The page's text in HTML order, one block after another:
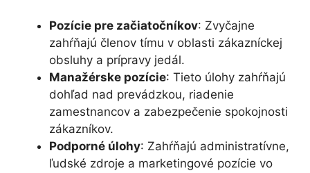
Pozície pre začiatočníkov: Zvyčajne
zahŕňajú členov tímu v oblasti zákazníckej
obsluhy a prípravy jedál.
Manažérske pozície: Tieto úlohy zahŕňajú
dohľad nad prevádzkou, riadenie
zamestnancov a zabezpečenie spokojnosti
zákazníkov.
Podporné úlohy: Zahŕňajú administratívne,
ľudské zdroje a marketingové pozície vo